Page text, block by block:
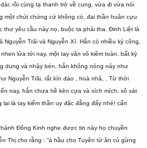
rồi cùng tạ thanh trở về cung, vừa đi vừa nói
một chút chứng cứ không có, đại thần huân cựu
thư yêu cầu này nọ, buộc ta phải tha. Đinh Liệt là
Trãi và Nguyễn Xí. Hắn có nhiều kỳ công,
lửa tới nay, một tay văn võ kiêm toàn, bất kỳ
dung và nhậy bén, hắn không nóng nảy như
Nguyễn Trãi, rất kín đáo , hoà nhã, . Từ thời
nay, hắn chưa hề kèn cựa và xích mích, xô xát
là tay kiếm thần uy đặc đẵng đấy nhé! cẩn
Đông Kinh nghe được tin này họ chuyền
Thị cho rằng : “á hầu cho Tuyên từ ăn củ gừng